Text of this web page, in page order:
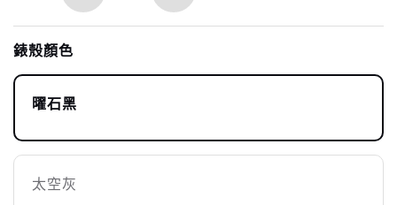
錶殼顏色
曜石黑
太空灰